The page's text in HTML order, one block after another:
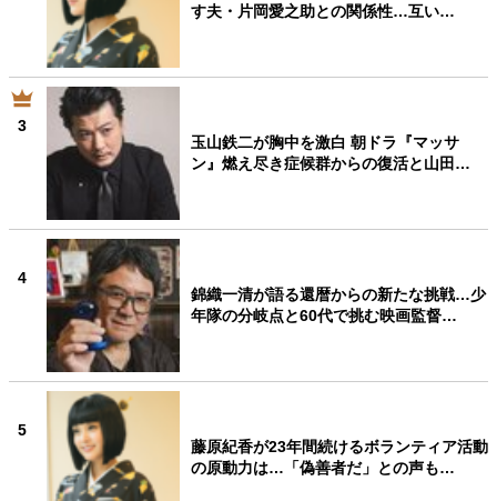
す夫・片岡愛之助との関係性…互い…
3
玉山鉄二が胸中を激白 朝ドラ『マッサ
ン』燃え尽き症候群からの復活と山田…
4
錦織一清が語る還暦からの新たな挑戦…少
年隊の分岐点と60代で挑む映画監督…
5
藤原紀香が23年間続けるボランティア活動
の原動力は…「偽善者だ」との声も…